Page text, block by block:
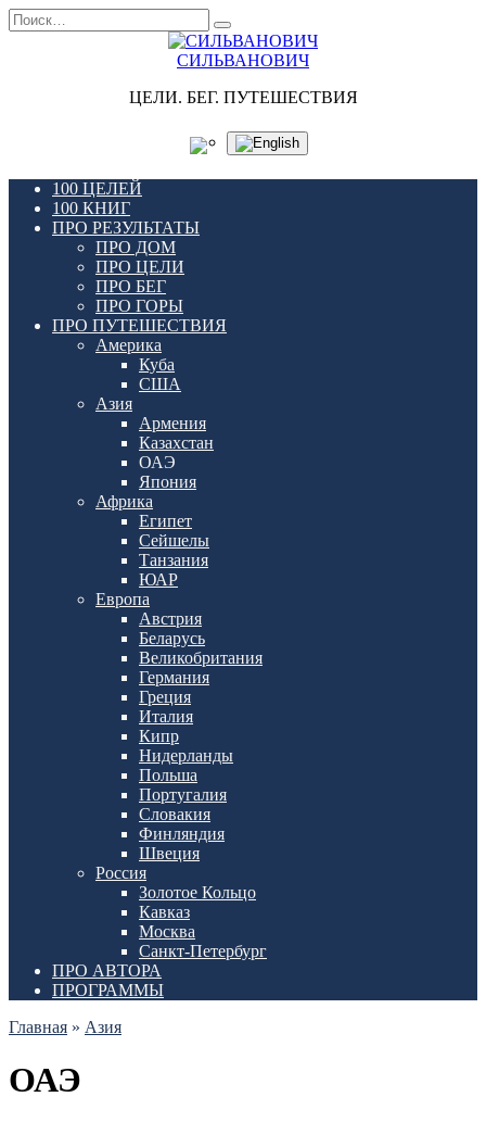
Перейти
к
Search
for:
СИЛЬВАНОВИЧ
ЦЕЛИ. БЕГ. ПУТЕШЕСТВИЯ
100 ЦЕЛЕЙ
100 КНИГ
ПРО РЕЗУЛЬТАТЫ
ПРО ДОМ
ПРО ЦЕЛИ
ПРО БЕГ
ПРО ГОРЫ
ПРО ПУТЕШЕСТВИЯ
Америка
Куба
США
Азия
Армения
Казахстан
ОАЭ
Япония
Африка
Египет
Сейшелы
Танзания
ЮАР
Европа
Австрия
Беларусь
Великобритания
Германия
Греция
Италия
Кипр
Нидерланды
Польша
Португалия
Словакия
Финляндия
Швеция
Россия
Золотое Кольцо
Кавказ
Москва
Санкт-Петербург
ПРО АВТОРА
ПРОГРАММЫ
Главная » Азия
ОАЭ